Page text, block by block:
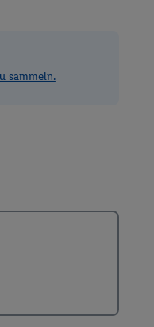
sammeln.